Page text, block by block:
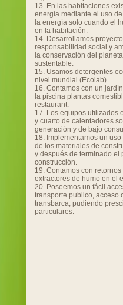
13. En las habitaciones
energía mediante el uso
la energía solo cuando el
en la habitación.
14. Desarrollamos
responsabilidad social y
la conservación del
sustentable.
15. Usamos detergentes
nivel mundial (Ecolab).
16. Contamos con un
la piscina plantas
restaurant.
17. Los equipos utilizados
y cuarto de calentadores
generación y de bajo
18. Implementamos un
de los materiales de
y después de terminado el
construcción.
19. Contamos con
extractores de humo en el
20. Poseemos un fácil
transporte publico, acceso
transbarca, pudiendo
particulares.